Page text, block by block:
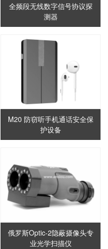
全频段无线数字信号协议探
测器
M20 防窃听手机通话安全保
护设备
俄罗斯Optic-2隐蔽摄像头专
业光学扫描仪